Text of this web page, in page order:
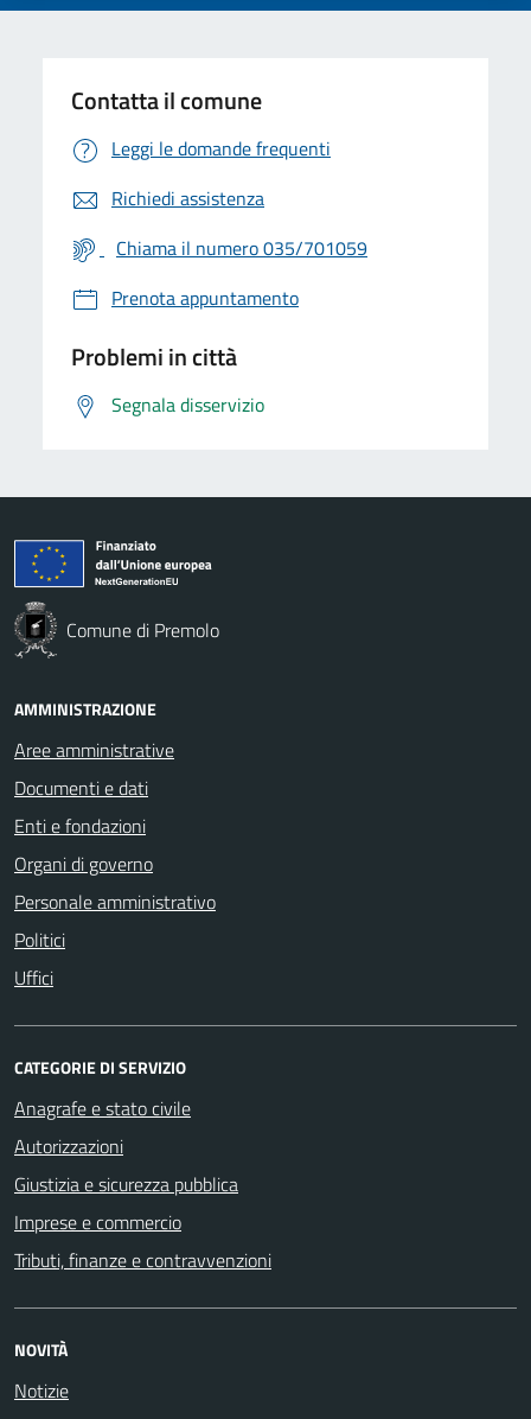
Contatta il comune
Leggi le domande frequenti
Richiedi assistenza
Chiama il numero 035/701059
Prenota appuntamento
Problemi in città
Segnala disservizio
Comune di Premolo
AMMINISTRAZIONE
Aree amministrative
Documenti e dati
Enti e fondazioni
Organi di governo
Personale amministrativo
Politici
Uffici
CATEGORIE DI SERVIZIO
Anagrafe e stato civile
Autorizzazioni
Giustizia e sicurezza pubblica
Imprese e commercio
Tributi, finanze e contravvenzioni
NOVITÀ
Notizie